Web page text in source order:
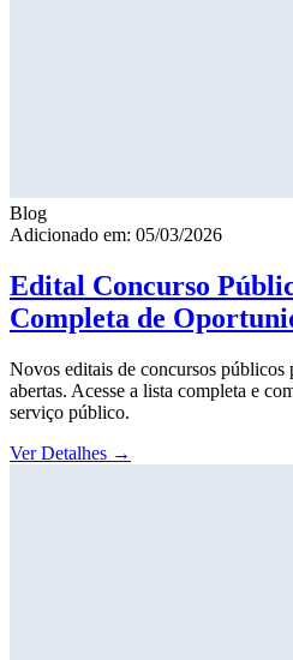
Blog
Adicionado em: 05/03/2026
Edital Concurso
Completa de
Novos editais de concursos
abertas. Acesse a lista completa e
serviço público.
Ver Detalhes →